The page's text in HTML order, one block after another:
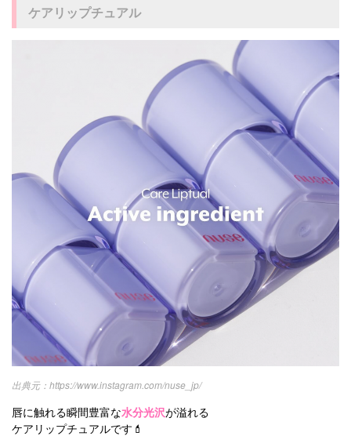
ケアリップチュアル
https://www.instagram.com/nuse_jp/
唇に触れる瞬間豊富な水分光沢が溢れる
ケアリップチュアルです💄